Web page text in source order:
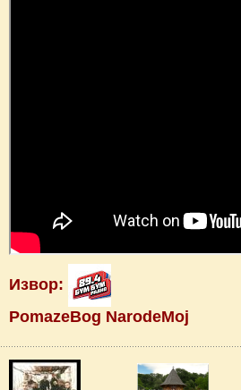
Извор:
PomazeBog NarodeMoj